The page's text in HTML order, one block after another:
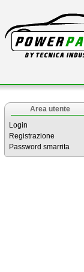
Area utente
Login
Registrazione
Password smarrita